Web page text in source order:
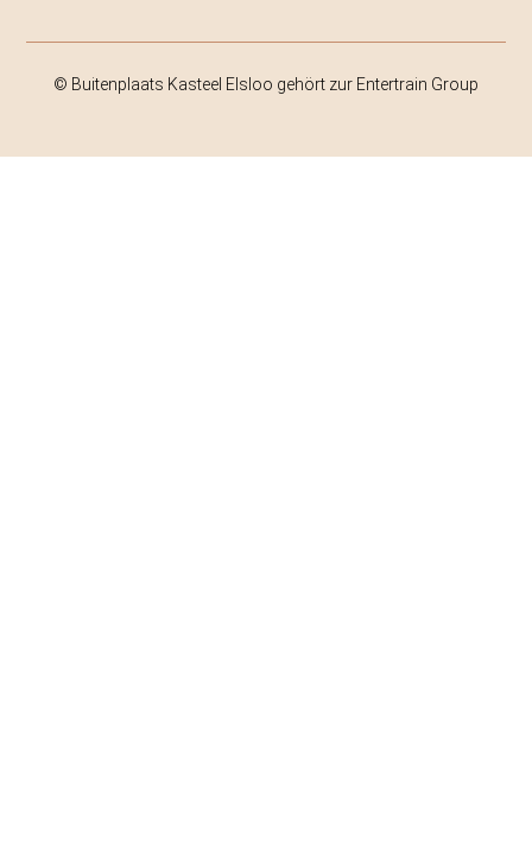
© Buitenplaats Kasteel Elsloo gehört zur Entertrain Group